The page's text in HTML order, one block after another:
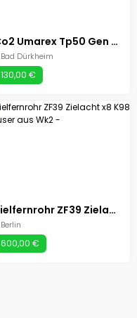
Co2 Umarex Tp50 Gen 2 Pistole
Bad Dürkheim
130,00 €
Zielfernrohr ZF39 Zielacht x8 K98 Mauser aus Wk2
Berlin
600,00 €